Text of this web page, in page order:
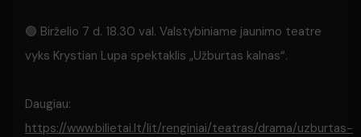
🟢 Birželio 7 d. 18.30 val. Valstybiniame jaunimo teatre
vyks Krystian Lupa spektaklis „Užburtas kalnas“.
Daugiau:
https://www.bilietai.lt/lit/renginiai/teatras/drama/uzburtas-